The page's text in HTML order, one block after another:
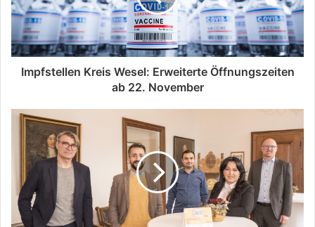
Impfstellen Kreis Wesel: Erweiterte Öffnungszeiten
ab 22. November